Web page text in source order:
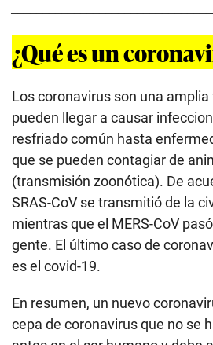
que se pueden contagiar de
(transmisión zoonótica). De
SRAS-CoV se transmitió de la
mientras que el MERS-CoV
gente. El último caso de
es el covid-19.
En resumen, un nuevo
cepa de coronavirus que no se
antes en el ser humano y debe
que presenta, ya que es muy
¿Qué es la covid-19?